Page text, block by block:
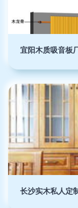
宜阳木质吸音板
长沙实木私人定